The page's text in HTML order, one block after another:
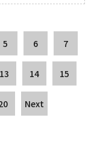
5 6 7
13 14 15
Next